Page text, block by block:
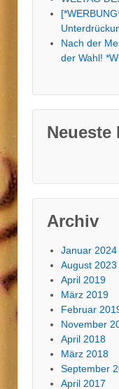
Nach der
der Wahl!
Neueste
Archiv
Januar 2024
August 2023
April 2019
März 2019
Februar
November
April 2018
März 2018
September
April 2017